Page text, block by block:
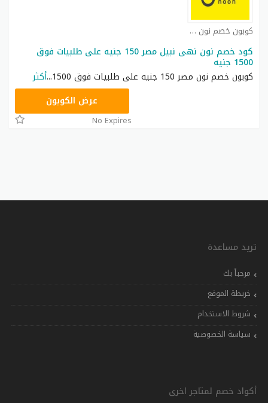
كوبون خصم نون مصر كوبون
كود خصم نون نهى نبيل مصر 150 جنيه على طلبيات فوق
1500 جنيه
كوبون خصم نون مصر 150 جنيه على طلبيات فوق 1500
...أكثر
RRF24عرض الكوبون
No Expires
تريد مساعدة
مرحباً بك
خريطة الموقع
شروط الاستخدام
سياسة الخصوصية
أكواد خصم لمتاجر اخرى